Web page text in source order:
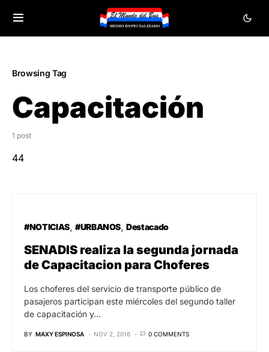
Browsing Tag
Capacitación
1 post
44
#NOTICIAS #URBANOS Destacado
SENADIS realiza la segunda jornada
de Capacitacion para Choferes
Los choferes del servicio de transporte público de
pasajeros participan este miércoles del segundo taller
de capacitación y…
BY MAXY ESPINOSA NOV 2, 2016 0 COMMENTS